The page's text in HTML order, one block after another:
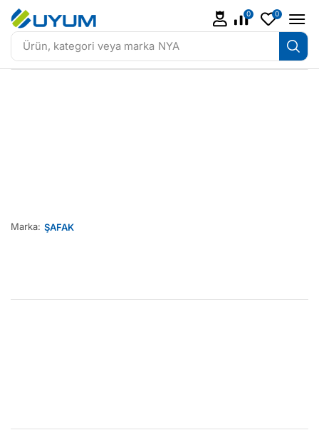
Ürün, kategori veya marka NYA
0 0
Marka: ŞAFAK